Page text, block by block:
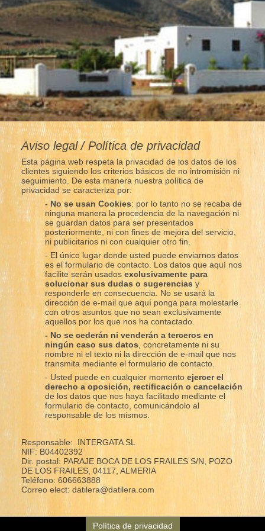
Aviso legal / Política de privacidad
Esta página web respeta la privacidad de los datos de los
clientes siguiendo los criterios básicos de no intromisión ni
seguimiento. De esta manera nuestra política de
privacidad se caracteriza por:
- No se usan Cookies: por lo tanto no se recaba de
ninguna manera la procedencia de la navegación ni
se guardan datos para ser presentados
posteriormente, ni con fines de mejora del servicio,
ni publicitarios ni con cualquier otro fin.
- El único lugar donde usted puede enviarnos datos
es el formulario de contacto. Los datos que aquí nos
facilite serán usados exclusivamente para
solucionar sus dudas o sugerenciasy
responderle en consecuencia. No se usará la
dirección de e-mail que aquí ponga para molestarle
con otros asuntos que no sean exclusivamente
aquellos por los que nos ha contactado.
- No se cederán ni venderán a terceros en
ningún caso sus datos , concretamente ni su
nombre ni el texto ni la dirección de e-mail que nos
transmita mediante el formulario de contacto.
- Usted puede en cualquier momento ejercer el
derecho a oposición, rectificación o cancelación
de los datos que nos haya facilitado mediante el
formulario de contacto, comunicándolo al
responsable de los mismos.
Responsable: INTERGATA SL
NIF: B04402392
Dir. postal: PARAJE BOCA DE LOS FRAILES S/N, POZO
DE LOS FRAILES, 04117, ALMERIA
Teléfono: 606663888
Correo elect: datilera@datilera.com
Política de privacidad